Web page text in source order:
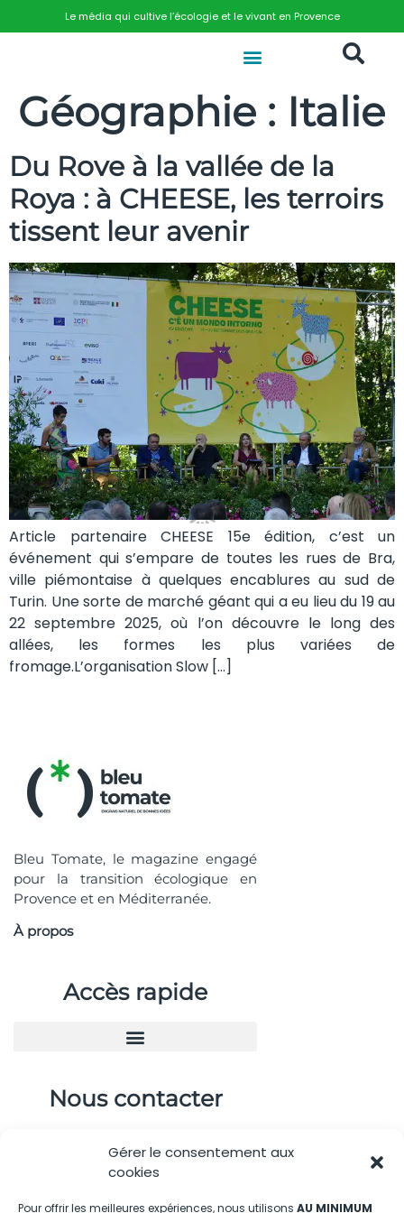
Gérer le consentement aux
cookies
Pour offrir les meilleures expériences, nous utilisons AU MINIMUM
Le média qui cultive l’écologie et le vivant en Provence
Géographie : Italie
Du Rove à la vallée de la
Roya : à CHEESE, les terroirs
tissent leur avenir
Article partenaire CHEESE 15e édition, c’est un
événement qui s’empare de toutes les rues de Bra,
ville piémontaise à quelques encablures au sud de
Turin. Une sorte de marché géant qui a eu lieu du 19 au
22 septembre 2025, où l’on découvre le long des
allées, les formes les plus variées de
fromage.L’organisation Slow […]
Bleu Tomate, le magazine engagé
pour la transition écologique en
Provence et en Méditerranée.
À propos
Accès rapide
Nous contacter
contactBT@bleu-tomate.fr